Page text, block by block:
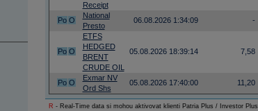
Receipt
Po O
National
Presto
06.08.2026 1:34:09 -
Po O
ETFS
HEDGED
BRENT
CRUDE OIL
05.08.2026 18:39:14 7,58
Po O
Exmar NV
Ord Shs
05.08.2026 17:40:00 11,20
R - Real-Time data si mohou aktivovat klienti Patria Plus / Investor Plus